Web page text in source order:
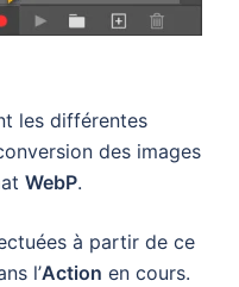
les différentes
des images
WebP.
à partir de ce
l’Action en cours.